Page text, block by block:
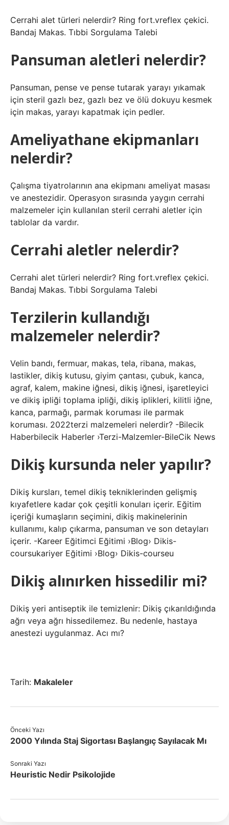
Cerrahi alet türleri nelerdir? Ring fort.vreflex çekici.
Bandaj Makas. Tıbbi Sorgulama Talebi
Pansuman aletleri nelerdir?
Pansuman, pense ve pense tutarak yarayı yıkamak
için steril gazlı bez, gazlı bez ve ölü dokuyu kesmek
için makas, yarayı kapatmak için pedler.
Ameliyathane ekipmanları
nelerdir?
Çalışma tiyatrolarının ana ekipmanı ameliyat masası
ve anestezidir. Operasyon sırasında yaygın cerrahi
malzemeler için kullanılan steril cerrahi aletler için
tablolar da vardır.
Cerrahi aletler nelerdir?
Cerrahi alet türleri nelerdir? Ring fort.vreflex çekici.
Bandaj Makas. Tıbbi Sorgulama Talebi
Terzilerin kullandığı
malzemeler nelerdir?
Velin bandı, fermuar, makas, tela, ribana, makas,
lastikler, dikiş kutusu, giyim çantası, çubuk, kanca,
agraf, kalem, makine iğnesi, dikiş iğnesi, işaretleyici
ve dikiş ipliği toplama ipliği, dikiş iplikleri, kilitli iğne,
kanca, parmağı, parmak koruması ile parmak
koruması. 2022terzi malzemeleri nelerdir? -Bilecik
Haberbilecik Haberler ›Terzi-Malzemler-BileCik News
Dikiş kursunda neler yapılır?
Dikiş kursları, temel dikiş tekniklerinden gelişmiş
kıyafetlere kadar çok çeşitli konuları içerir. Eğitim
içeriği kumaşların seçimini, dikiş makinelerinin
kullanımı, kalıp çıkarma, pansuman ve son detayları
içerir. -Kareer Eğitimci Eğitimi ›Blog› Dikis-
coursukariyer Eğitimi ›Blog› Dikis-courseu
Dikiş alınırken hissedilir mi?
Dikiş yeri antiseptik ile temizlenir: Dikiş çıkarıldığında
ağrı veya ağrı hissedilemez. Bu nedenle, hastaya
anestezi uygulanmaz. Acı mı?
Tarih: Makaleler
Önceki Yazı
2000 Yılında Staj Sigortası Başlangıç Sayılacak Mı
Sonraki Yazı
Heuristic Nedir Psikolojide